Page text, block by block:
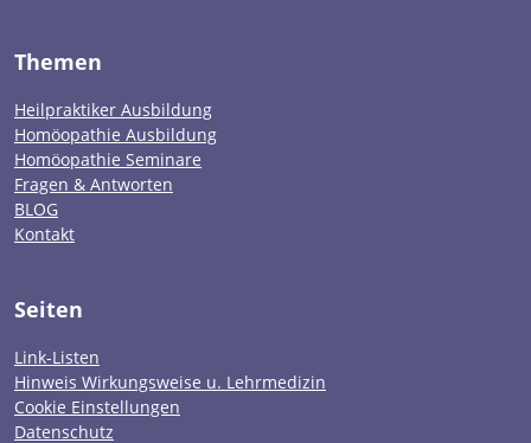
Themen
Heilpraktiker Ausbildung
Homöopathie Ausbildung
Homöopathie Seminare
Fragen & Antworten
BLOG
Kontakt
Seiten
Link-Listen
Hinweis Wirkungsweise u. Lehrmedizin
Cookie Einstellungen
Datenschutz